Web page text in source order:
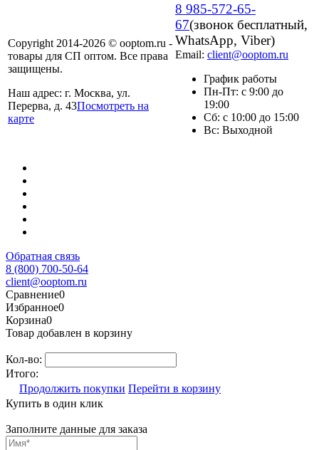
Copyright 2014-2026 © ooptom.ru -
товары для СП оптом. Все права
защищены.
Наш адрес: г. Москва, ул.
Перерва, д. 43Посмотреть на
карте
8 985-572-65-
67(звонок бесплатный,
WhatsApp, Viber)
Email: client@ooptom.ru
График работы
Пн-Пт: с 9:00 до
19:00
Сб: с 10:00 до 15:00
Вс: Выходной
Обратная связь
8 (800) 700-50-64
client@ooptom.ru
Сравнение0
Избранное0
Корзина0
Товар добавлен в корзину
Кол-во:
Итого:
Продолжить покупки Перейти в корзину
Купить в один клик
Заполните данные для заказа